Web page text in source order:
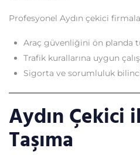
Profesyonel Aydın çekici
Araç güvenliğini ön planda
Trafik kurallarına uygun
Sigorta ve sorumluluk
Aydın Çekici
Taşıma